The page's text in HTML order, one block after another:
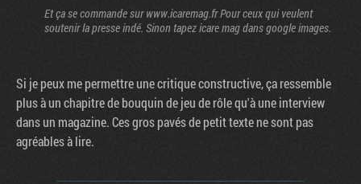
Et ça se commande sur www.icaremag.fr Pour ceux qui veulent
soutenir la presse indé. Sinon tapez icare mag dans google images.
Si je peux me permettre une critique constructive, ça ressemble
plus à un chapitre de bouquin de jeu de rôle qu'à une interview
dans un magazine. Ces gros pavés de petit texte ne sont pas
agréables à lire.